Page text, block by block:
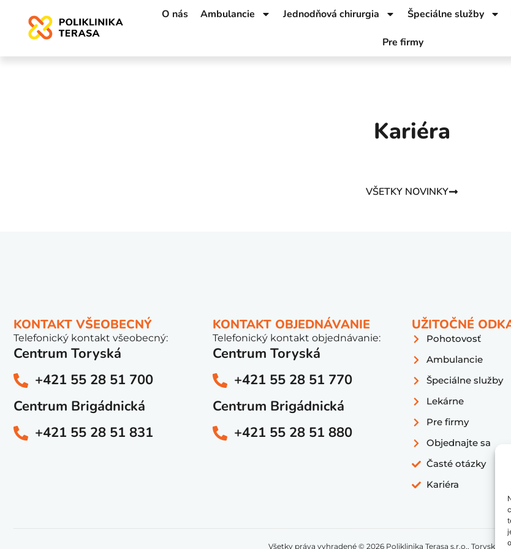
O nás Ambulancie Jednodňová chirurgia Špeciálne služby
Pre firmy
Kariéra
VŠETKY NOVINKY
KONTAKT VŠEOBECNÝ
Telefonický kontakt všeobecný:
Centrum Toryská
+421 55 28 51 700
Centrum Brigádnická
+421 55 28 51 831
KONTAKT OBJEDNÁVANIE
Telefonický kontakt objednávanie:
Centrum Toryská
+421 55 28 51 770
Centrum Brigádnická
+421 55 28 51 880
UŽITOČNÉ
Pohotovosť
Ambulancie
Špeciálne služby
Lekárne
Pre firmy
Objednajte sa
Časté otázky
Kariéra
Všetky práva vyhradené © 2026 Poliklinika Terasa s.r.o., Toryská 1,